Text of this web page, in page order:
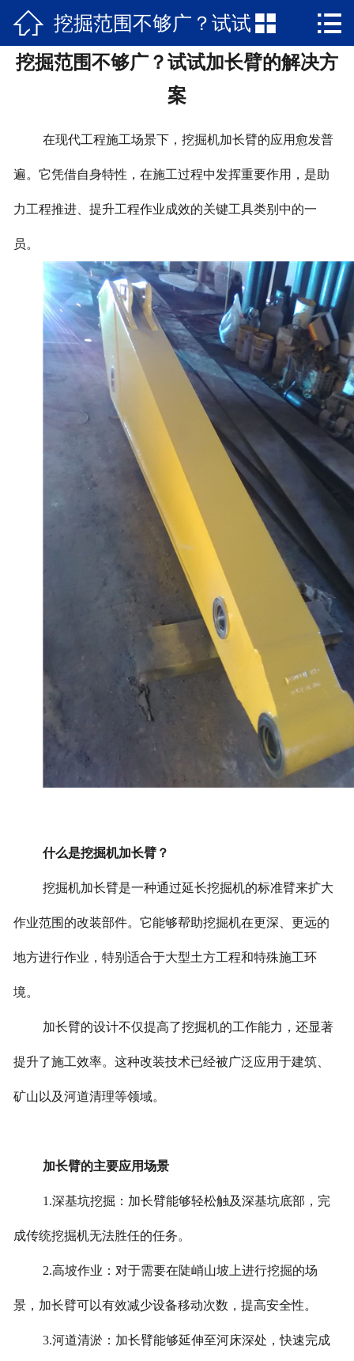
 网站首页
关于我们
产品中心
公司文化
联系我们
 挖掘范围不够广？试试
加长臂的解决方案
 
挖掘范围不够广？试试加长臂的解决方
案
在现代工程施工场景下，挖掘机加长臂的应用愈发普
遍。它凭借自身特性，在施工过程中发挥重要作用，是助
力工程推进、提升工程作业成效的关键工具类别中的一
员。
什么是挖掘机加长臂？
挖掘机加长臂是一种通过延长挖掘机的标准臂来扩大
作业范围的改装部件。它能够帮助挖掘机在更深、更远的
地方进行作业，特别适合于大型土方工程和特殊施工环
境。
加长臂的设计不仅提高了挖掘机的工作能力，还显著
提升了施工效率。这种改装技术已经被广泛应用于建筑、
矿山以及河道清理等领域。
加长臂的主要应用场景
1.深基坑挖掘：加长臂能够轻松触及深基坑底部，完
成传统挖掘机无法胜任的任务。
2.高坡作业：对于需要在陡峭山坡上进行挖掘的场
景，加长臂可以有效减少设备移动次数，提高安全性。
3.河道清淤：加长臂能够延伸至河床深处，快速完成